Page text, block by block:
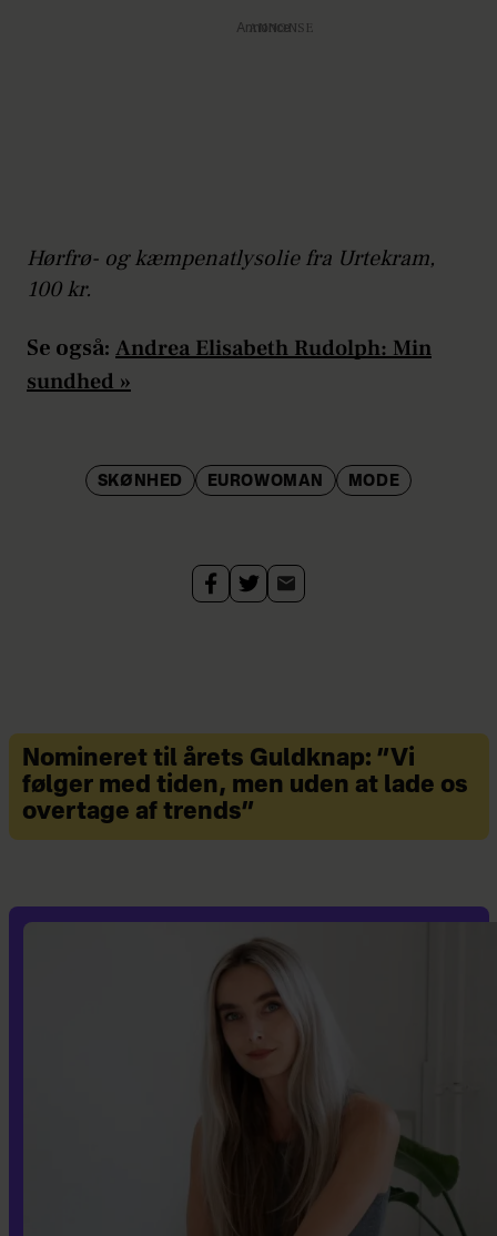
Annonce
Hørfrø- og kæmpenatlysolie fra Urtekram,
100 kr.
Se også: Andrea Elisabeth Rudolph: Min
sundhed »
SKØNHED EUROWOMAN MODE
Nomineret til årets Guldknap: ”Vi
følger med tiden, men uden at lade os
overtage af trends”